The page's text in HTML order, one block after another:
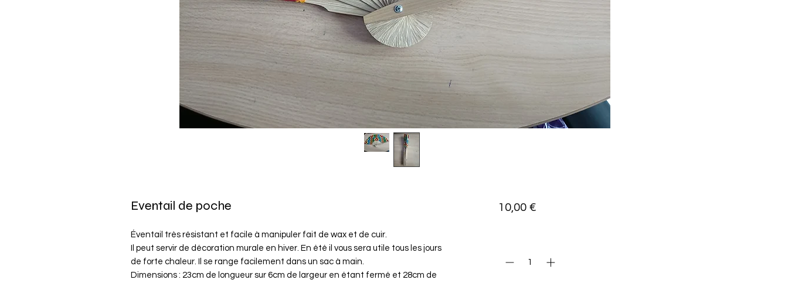
Eventail de poche
Éventail très résistant et facile à manipuler fait de wax et de cuir.
Il peut servir de décoration murale en hiver. En été il vous sera utile tous les jours
de forte chaleur. Il se range facilement dans un sac à main.
Dimensions : 23cm de longueur sur 6cm de largeur en étant fermé et 28cm de
10,00 €Preis